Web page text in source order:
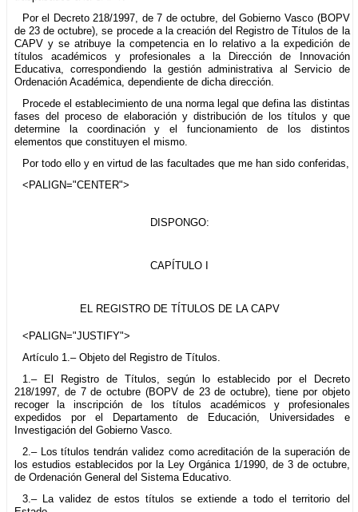
Por el Decreto 218/1997, de 7 de octubre, del Gobierno Vasco (BOPV
de 23 de octubre), se procede a la creación del Registro de Títulos de la
CAPV y se atribuye la competencia en lo relativo a la expedición de
títulos académicos y profesionales a la Dirección de Innovación
Educativa, correspondiendo la gestión administrativa al Servicio de
Ordenación Académica, dependiente de dicha dirección.
Procede el establecimiento de una norma legal que defina las distintas
fases del proceso de elaboración y distribución de los títulos y que
determine la coordinación y el funcionamiento de los distintos
elementos que constituyen el mismo.
Por todo ello y en virtud de las facultades que me han sido conferidas,
<PALIGN="CENTER">
DISPONGO:
CAPÍTULO I
EL REGISTRO DE TÍTULOS DE LA CAPV
<PALIGN="JUSTIFY">
Artículo 1.– Objeto del Registro de Títulos.
1.– El Registro de Títulos, según lo establecido por el Decreto
218/1997, de 7 de octubre (BOPV de 23 de octubre), tiene por objeto
recoger la inscripción de los títulos académicos y profesionales
expedidos por el Departamento de Educación, Universidades e
Investigación del Gobierno Vasco.
2.– Los títulos tendrán validez como acreditación de la superación de
los estudios establecidos por la Ley Orgánica 1/1990, de 3 de octubre,
de Ordenación General del Sistema Educativo.
3.– La validez de estos títulos se extiende a todo el territorio del